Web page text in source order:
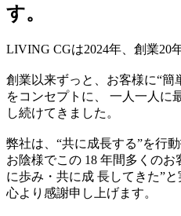
す。
LIVING CGは2024年、創業20
創業以来ずっと、お客様に“
をコンセプトに、 一人一人に
し続けてきました。
弊社は、“共に成長する”を行
お陰様でこの 18 年間多くの
に歩み・共に成 長してきた”と
心より感謝申し上げます。